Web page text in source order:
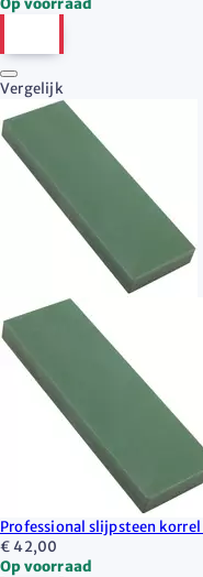
Vergelijk
Professional slijpsteen
€ 42,00
Op voorraad